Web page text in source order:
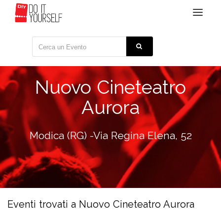
Toggle
Nuovo Cineteatro
Aurora
Modica (RG) -Via Regina Elena, 52
Eventi trovati a Nuovo Cineteatro Aurora